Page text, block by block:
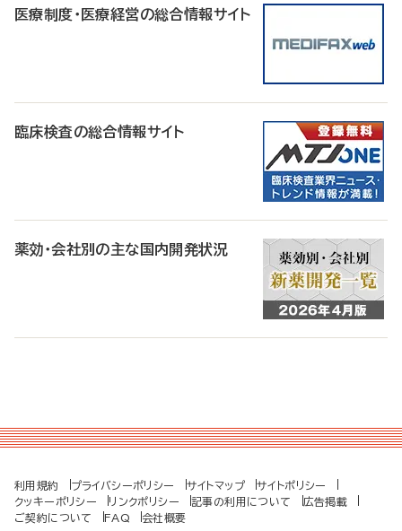
医療制度・医療経営の総合情報サイト
臨床検査の総合情報サイト
薬効・会社別の主な国内開発状況
利用規約 プライバシーポリシー サイトマップ
サイトポリシー
クッキーポリシー
リンクポリシー 記事の利用について
広告掲載
ご契約について
FAQ 会社概要